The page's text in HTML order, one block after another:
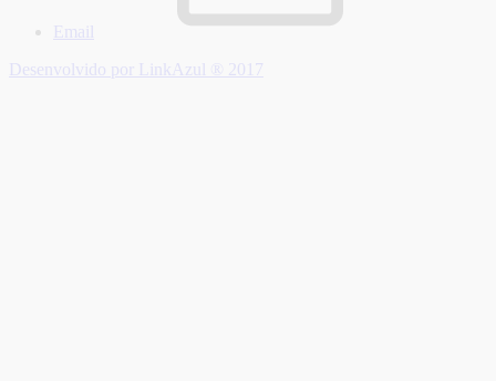
Email
Desenvolvido por LinkAzul ® 2017